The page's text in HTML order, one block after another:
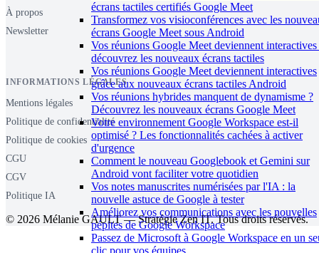
écrans tactiles certifiés Google Meet
Transformez vos visioconférences avec les
écrans Google Meet sous Android
Vos réunions Google Meet deviennent interactives
découvrez les nouveaux écrans tactiles
Vos réunions Google Meet deviennent interactives
grâce aux nouveaux écrans tactiles Android
Vos réunions hybrides manquent de dynamisme ?
Découvrez les nouveaux écrans Google Meet
Votre environnement Google Workspace est-il
optimisé ? Les fonctionnalités cachées à activer
d'urgence
Comment le nouveau Googlebook et Gemini sur
Android vont faciliter votre quotidien
Vos notes manuscrites numérisées par l'IA : la
nouvelle astuce de Google à tester
Améliorez vos communications avec les nouvelles
pépites de Google Workspace
Passez de Microsoft à Google Workspace en un
clic pour vos équipes
À propos
Newsletter
INFORMATIONS LÉGALES
Mentions légales
Politique de confidentialité
Politique de cookies
CGU
CGV
Politique IA
© 2026 Mélanie GAULT — Stratégie Zen IT. Tous droits réservés.